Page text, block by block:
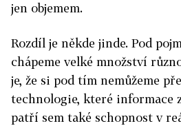
jen objemem.
Rozdíl je někde jinde. Pod
chápeme velké množství
je, že si pod tím nemůžeme
technologie, které informace
patří sem také schopnost v